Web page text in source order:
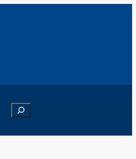
Search